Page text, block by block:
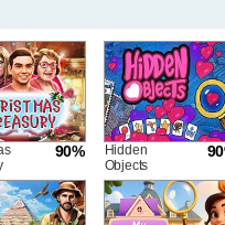
90%
Hidden
Objects